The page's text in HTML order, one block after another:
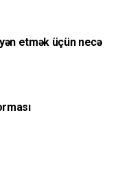
etmək üçün necə